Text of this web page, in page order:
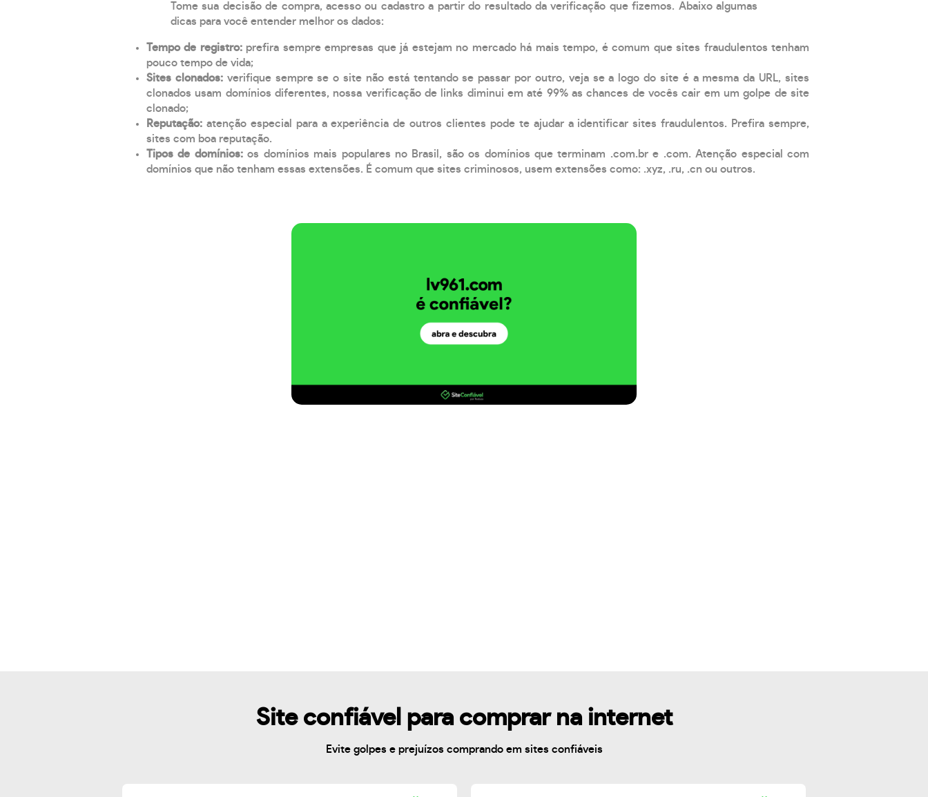
Tome sua decisão de compra, acesso ou cadastro a partir do resultado da verificação que fizemos. Abaixo algumas
dicas para você entender melhor os dados:
Tempo de registro: prefira sempre empresas que já estejam no mercado há mais tempo, é comum que sites fraudulentos tenham
pouco tempo de vida;
Sites clonados: verifique sempre se o site não está tentando se passar por outro, veja se a logo do site é a mesma da URL, sites
clonados usam domínios diferentes, nossa verificação de links diminui em até 99% as chances de vocês cair em um golpe de site
clonado;
Reputação: atenção especial para a experiência de outros clientes pode te ajudar a identificar sites fraudulentos. Prefira sempre,
sites com boa reputação.
Tipos de domínios:os domínios mais populares no Brasil, são os domínios que terminam .com.br e .com. Atenção especial com
domínios que não tenham essas extensões. É comum que sites criminosos, usem extensões como: .xyz, .ru, .cn ou outros.
Site confiável para comprar na internet
Evite golpes e prejuízos comprando em sites confiáveis